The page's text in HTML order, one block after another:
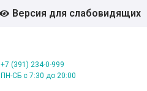
Версия для слабовидящих
+7 (391) 234-0-999
ПН-СБ с 7:30 до 20:00